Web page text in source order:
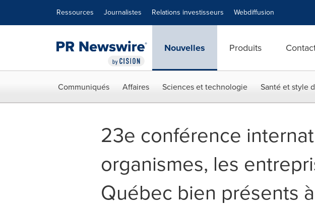
Ressources Journalistes Relations investisseurs Webdiffusion
Nouvelles Produits
Communiqués Affaires Sciences et technologie Santé et style
23e conférence
organismes, les
Québec bien présents